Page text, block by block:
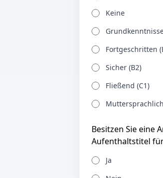
Keine
Fortgeschritten
Sicher (B2)
Fließend (C1)
Besitzen Sie eine
Aufenthaltstitel
Ja